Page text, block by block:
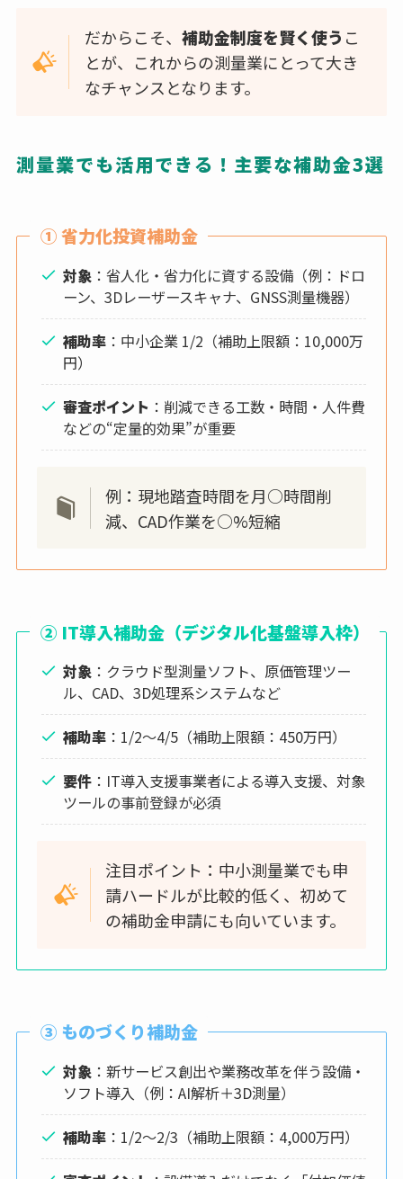
だからこそ、補助金制度を賢く使う こ
とが、これからの測量業にとって大き
なチャンスとなります。
測量業でも活用できる！主要な補助金3選
① 省力化投資補助金
対象：省人化・省力化に資する設備（例：ドロ
ーン、3Dレーザースキャナ、GNSS測量機器）
補助率：中小企業 1/2（補助上限額：10,000万
円）
審査ポイント ：削減できる工数・時間・人件費
などの“定量的効果”が重要
例：現地踏査時間を月○時間削
減、CAD作業を○%短縮
② IT導入補助金（デジタル化基盤導入枠）
対象：クラウド型測量ソフト、原価管理ツー
ル、CAD、3D処理系システムなど
補助率：1/2～4/5（補助上限額：450万円）
要件：IT導入支援事業者による導入支援、対象
ツールの事前登録が必須
注目ポイント：中小測量業でも申
請ハードルが比較的低く、初めて
の補助金申請にも向いています。
③ ものづくり補助金
対象：新サービス創出や業務改革を伴う設備・
ソフト導入（例：AI解析＋3D測量）
補助率：1/2～2/3（補助上限額：4,000万円）